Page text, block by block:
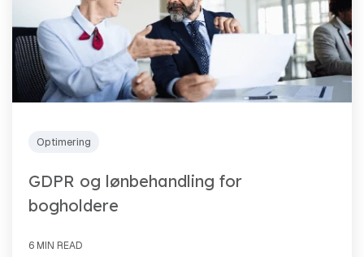
Optimering
GDPR og lønbehandling for
bogholdere
6 MIN READ